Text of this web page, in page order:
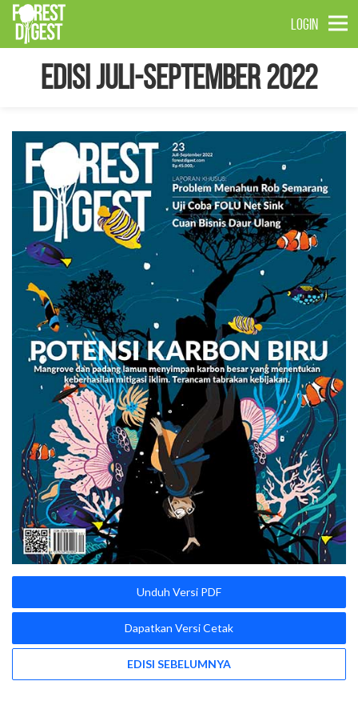
LOGIN
Edisi Juli-September 2022
Unduh Versi PDF
Dapatkan Versi Cetak
EDISI SEBELUMNYA